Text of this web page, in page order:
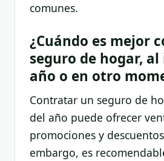
comunes.
¿Cuándo es mejor
seguro de hogar,
año o en otro
Contratar un seguro de
del año puede ofrecer
promociones y
embargo, es